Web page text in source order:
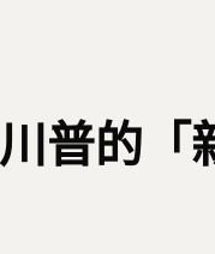
川普的「